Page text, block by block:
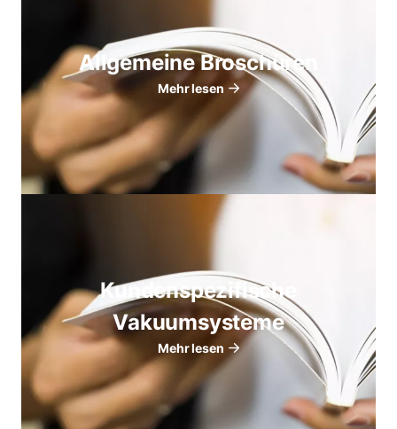
Allgemeine Broschüren
Mehr lesen
Kundenspezifische
Vakuumsysteme
Mehr lesen